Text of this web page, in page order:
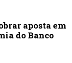
aposta em
do Banco